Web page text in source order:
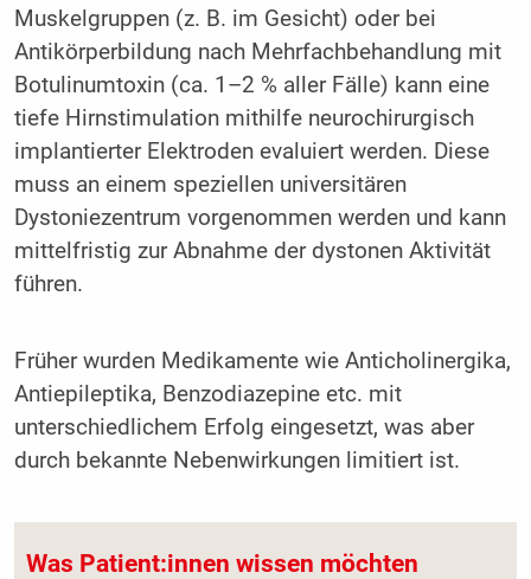
Muskelgruppen (z. B. im Gesicht) oder bei
Antikörperbildung nach Mehrfachbehandlung mit
Botulinumtoxin (ca. 1–2 % aller Fälle) kann eine
tiefe Hirnstimulation mithilfe neurochirurgisch
implantierter Elektroden evaluiert werden. Diese
muss an einem speziellen universitären
Dystoniezentrum vorgenommen werden und kann
mittelfristig zur Abnahme der dystonen Aktivität
führen.
Früher wurden Medikamente wie Anticholinergika,
Antiepileptika, Benzodiazepine etc. mit
unterschiedlichem Erfolg eingesetzt, was aber
durch bekannte Nebenwirkungen limitiert ist.
Was Patient:innen wissen möchten